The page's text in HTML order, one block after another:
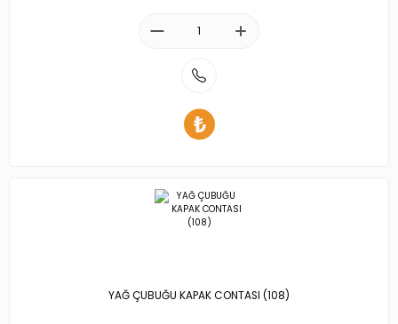
YAĞ ÇUBUĞU KAPAK CONTASI (108)